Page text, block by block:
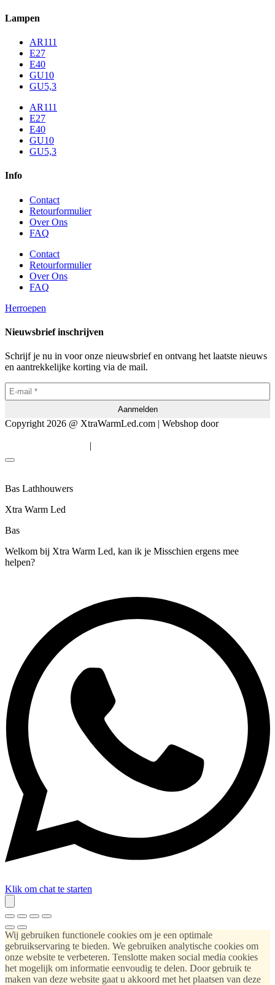
Lampen
AR111
E27
E40
GU10
GU5,3
AR111
E27
E40
GU10
GU5,3
Info
Contact
Retourformulier
Over Ons
FAQ
Contact
Retourformulier
Over Ons
FAQ
Herroepen
Nieuwsbrief inschrijven
Schrijf je nu in voor onze nieuwsbrief en ontvang het laatste nieuws
en aantrekkelijke korting via de mail.
Copyright 2026 @ XtraWarmLed.com | Webshop door
|
Bas Lathhouwers
Xtra Warm Led
Bas
Welkom bij Xtra Warm Led, kan ik je Misschien ergens mee
helpen?
Klik om chat te starten
Wij gebruiken functionele cookies om je een optimale
gebruikservaring te bieden. We gebruiken analytische cookies om
onze website te verbeteren. Tenslotte maken social media cookies
het mogelijk om informatie eenvoudig te delen. Door gebruik te
maken van deze website gaat u akkoord met het plaatsen van deze